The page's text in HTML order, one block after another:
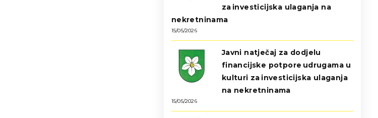
za investicijska ulaganja na
nekretninama
15/05/2026
Javni natječaj za dodjelu
financijske potpore udrugama u
kulturi za investicijska ulaganja
na nekretninama
15/05/2026